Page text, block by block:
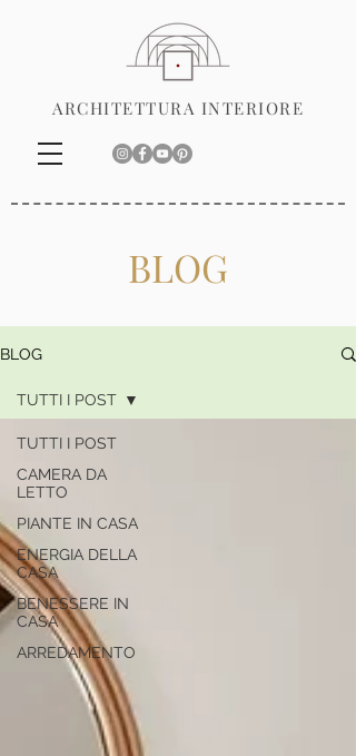
ARCHITETTURA INTERIORE
BLOG
BLOG
TUTTI I POST
CAMERA DA
LETTO
PIANTE IN CASA
ENERGIA DELLA
CASA
BENESSERE IN
CASA
ARREDAMENTO
TUTTI I POST